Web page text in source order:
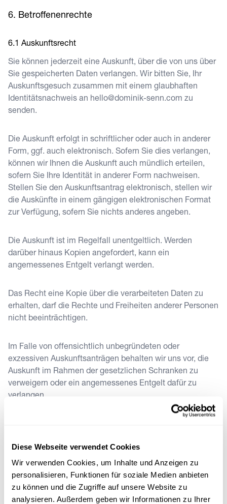
Diese Webseite verwendet Cookies
Wir verwenden Cookies, um Inhalte und Anzeigen zu
personalisieren, Funktionen für soziale Medien anbieten
zu können und die Zugriffe auf unsere Website zu
analysieren. Außerdem geben wir Informationen zu Ihrer
Betroffenenrechte
Auskunftsrecht
Sie können jederzeit eine Auskunft, über die von uns über
Sie gespeicherten Daten verlangen. Wir bitten Sie, Ihr
Auskunftsgesuch zusammen mit einem glaubhaften
Identitätsnachweis an hello@dominik-senn.com zu
senden.
Die Auskunft erfolgt in schriftlicher oder auch in anderer
Form, ggf. auch elektronisch. Sofern Sie dies verlangen,
können wir Ihnen die Auskunft auch mündlich erteilen,
sofern Sie Ihre Identität in anderer Form nachweisen.
Stellen Sie den Auskunftsantrag elektronisch, stellen wir
die Auskünfte in einem gängigen elektronischen Format
zur Verfügung, sofern Sie nichts anderes angeben.
Die Auskunft ist im Regelfall unentgeltlich. Werden
darüber hinaus Kopien angefordert, kann ein
angemessenes Entgelt verlangt werden.
Das Recht eine Kopie über die verarbeiteten Daten zu
erhalten, darf die Rechte und Freiheiten anderer Personen
nicht beeinträchtigen.
Im Falle von offensichtlich unbegründeten oder
exzessiven Auskunftsanträgen behalten wir uns vor, die
Auskunft im Rahmen der gesetzlichen Schranken zu
verweigern oder ein angemessenes Entgelt dafür zu
verlangen.
aufgrund der Komplexität und der hohen Anzahl von
Anfragen um zwei weitere Monate verlängern, soweit dies
erforderlich ist. Sie werden über die Fristverlängerung
innerhalb eines Monats nach dem Stellen des
Auskunftsgesuch informiert. Zugleich werden Ihnen die